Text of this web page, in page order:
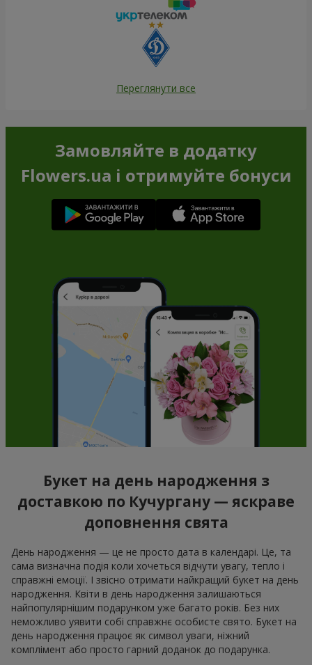
Переглянути все
Замовляйте в додатку
Flowers.ua і отримуйте бонуси
Букет на день народження з
доставкою по Кучургану — яскраве
доповнення свята
День народження — це не просто дата в календарі. Це, та
сама визначна подія коли хочеться відчути увагу, тепло і
справжні емоції. І звісно отримати найкращий букет на день
народження. Квіти в день народження залишаються
найпопулярнішим подарунком уже багато років. Без них
неможливо уявити собі справжнє особисте свято. Букет на
день народження працює як символ уваги, ніжний
комплімент або просто гарний доданок до подарунка.